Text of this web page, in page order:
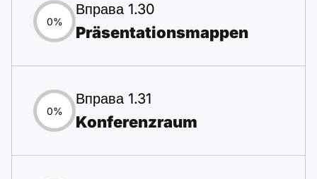
0%
Вправа 1.30
Präsentationsmappen
0%
Вправа 1.31
Konferenzraum